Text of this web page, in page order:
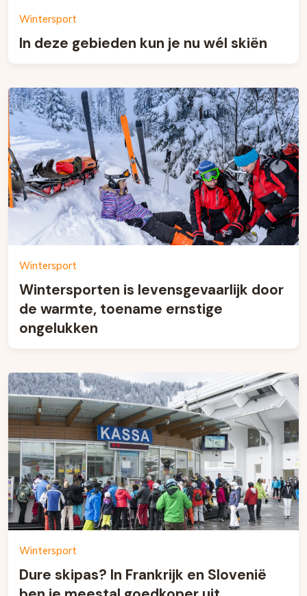
Wintersport
In deze gebieden kun je nu wél skiën
Wintersport
Wintersporten is levensgevaarlijk door
de warmte, toename ernstige
ongelukken
Wintersport
Dure skipas? In Frankrijk en Slovenië